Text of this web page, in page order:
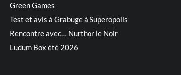
Green Games
Test et avis à Grabuge à Superopolis
Rencontre avec… Nurthor le Noir
Ludum Box été 2026